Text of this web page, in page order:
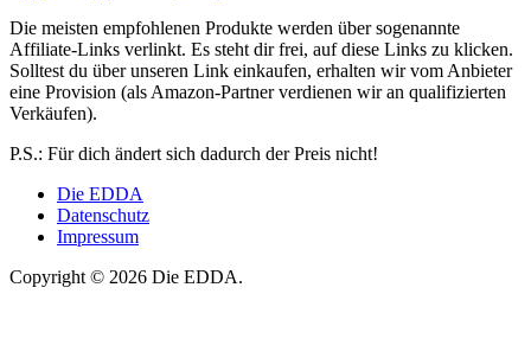
Die meisten empfohlenen Produkte werden über sogenannte
Affiliate-Links verlinkt. Es steht dir frei, auf diese Links zu klicken.
Solltest du über unseren Link einkaufen, erhalten wir vom Anbieter
eine Provision (als Amazon-Partner verdienen wir an qualifizierten
Verkäufen).
P.S.: Für dich ändert sich dadurch der Preis nicht!
Die EDDA
Datenschutz
Impressum
Copyright © 2026 Die EDDA.